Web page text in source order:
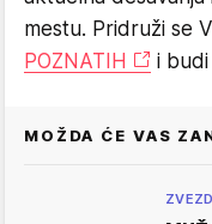
mestu. Pridruži se
POZNATIH
i
MOŽDA ĆE VAS